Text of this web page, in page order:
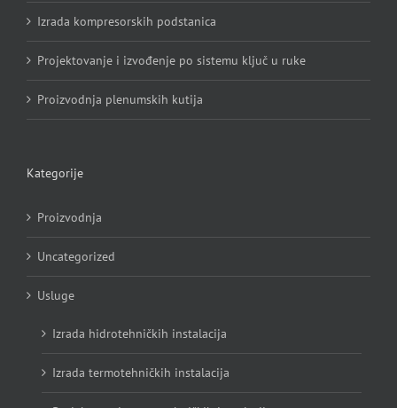
Izrada kompresorskih podstanica
Projektovanje i izvođenje po sistemu ključ u ruke
Proizvodnja plenumskih kutija
Kategorije
Proizvodnja
Uncategorized
Usluge
Izrada hidrotehničkih instalacija
Izrada termotehničkih instalacija